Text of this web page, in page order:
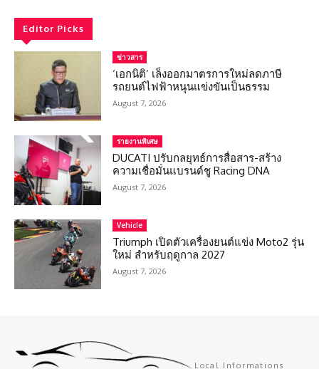
Editor Picks
ข่าวสาร
‘เอกนิติ’ เล็งออกมาตรการใหม่ลดภาษี
รถยนต์ไฟฟ้าหนุนแข่งขันเป็นธรรม
August 7, 2026
รายงานพิเศษ
DUCATI ปรับกลยุทธ์การสื่อสาร-สร้าง
ความเชื่อมั่นแบรนด์ชู Racing DNA
August 7, 2026
Vehicle
Triumph เปิดตัวเครื่องยนต์แข่ง Moto2 รุ่น
ใหม่ สำหรับฤดูกาล 2027
August 7, 2026
Local Informations